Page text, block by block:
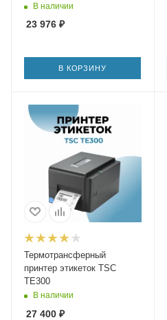
В наличии
23 976 ₽
В КОРЗИНУ
Термотрансферный
принтер этикеток TSC
TE300
В наличии
27 400 ₽